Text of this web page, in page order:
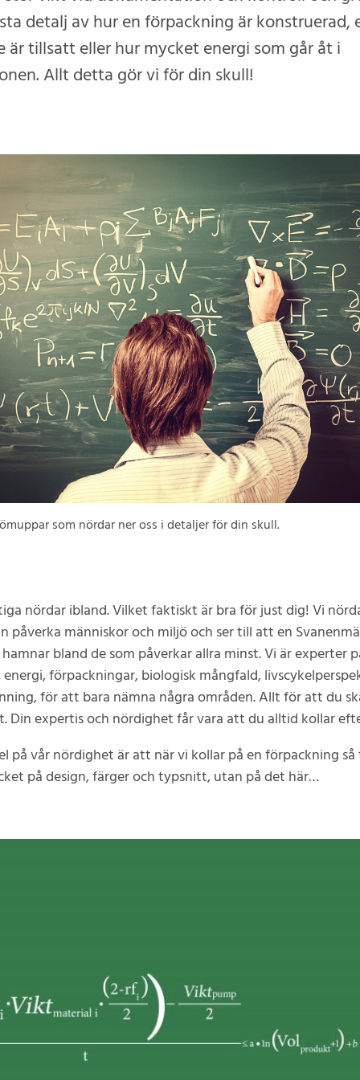
detalj av hur en förpackning är konstruerad,
är tillsatt eller hur mycket energi som går åt i
Allt detta gör vi för din skull!
som nördar ner oss i detaljer för din skull.
nördar ibland. Vilket faktiskt är bra för just dig! Vi
påverka människor och miljö och ser till att en
bland de som påverkar allra minst. Vi är experter
förpackningar, biologisk mångfald,
för att bara nämna några områden. Allt för att du
Din expertis och nördighet får vara att du alltid kollar
på vår nördighet är att när vi kollar på en förpackning
på design, färger och typsnitt, utan på det här…